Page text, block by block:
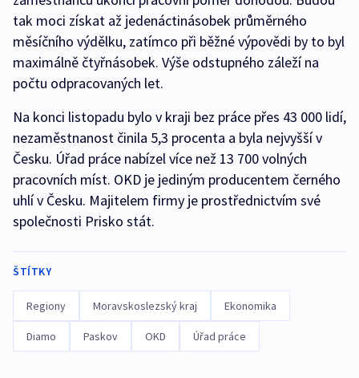
tak moci získat až jedenáctinásobek průměrného
měsíčního výdělku, zatímco při běžné výpovědi by to byl
maximálně čtyřnásobek. Výše odstupného záleží na
počtu odpracovaných let.
Na konci listopadu bylo v kraji bez práce přes 43 000 lidí,
nezaměstnanost činila 5,3 procenta a byla nejvyšší v
Česku. Úřad práce nabízel více než 13 700 volných
pracovních míst. OKD je jediným producentem černého
uhlí v Česku. Majitelem firmy je prostřednictvím své
společnosti Prisko stát.
ŠTÍTKY
Regiony Moravskoslezský kraj Ekonomika
Diamo Paskov OKD Úřad práce